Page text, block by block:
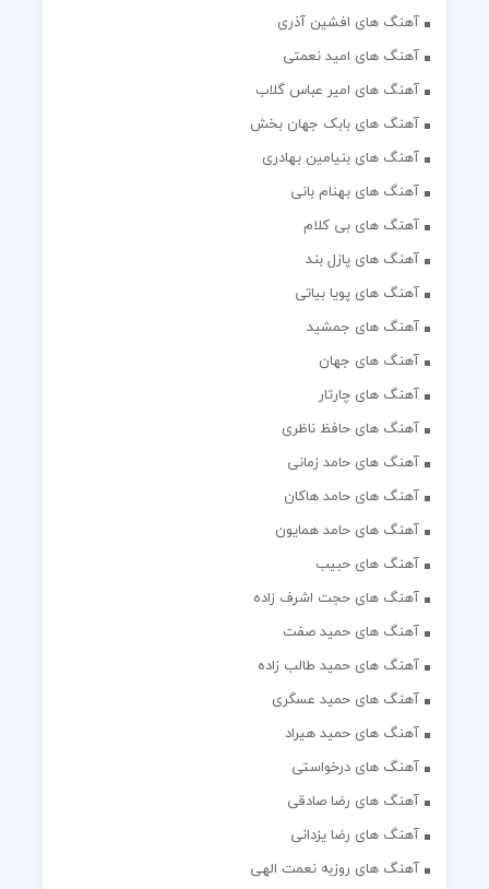
آهنگ های افشین آذری
آهنگ های امید نعمتی
آهنگ های امیر عباس گلاب
آهنگ های بابک جهان بخش
آهنگ های بنیامین بهادری
آهنگ های بهنام بانی
آهنگ های بی کلام
آهنگ های پازل بند
آهنگ های پویا بیاتی
آهنگ های جمشید
آهنگ های جهان
آهنگ های چارتار
آهنگ های حافظ ناظری
آهنگ های حامد زمانی
آهنگ های حامد هاکان
آهنگ های حامد همایون
آهنگ های حبیب
آهنگ های حجت اشرف زاده
آهنگ های حمید صفت
آهنگ های حمید طالب زاده
آهنگ های حمید عسگری
آهنگ های حمید هیراد
آهنگ های درخواستی
آهنگ های رضا صادقی
آهنگ های رضا یزدانی
آهنگ های روزبه نعمت الهی